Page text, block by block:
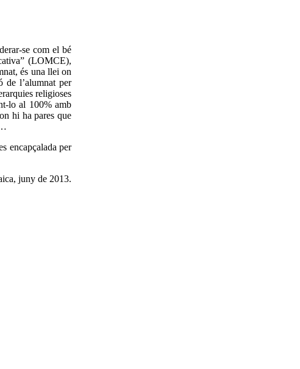
se com el bé
(LOMCE),
és una llei on
de l’alumnat per
religioses
lo al 100% amb
hi ha pares que
encapçalada per
juny de 2013.